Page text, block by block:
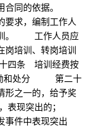
用合同的依据。
求，编制工作人
训。 工作人员应
岗培训、转岗培训
四条 培训经费按
和处分 第二十
之一的，给予奖
表现突出的；
事件中表现突出